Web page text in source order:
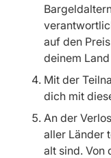
auf den
deinem
Mit der
dich mit
An der
aller Länder
alt sind. Von